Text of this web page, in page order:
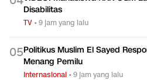
Disabilitas
TV •9 jam yang lalu
05Politikus Muslim El Sayed
Menang Pemilu
Internasional •9 jam yang lalu